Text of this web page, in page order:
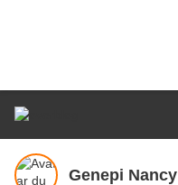
Genepi Nancy